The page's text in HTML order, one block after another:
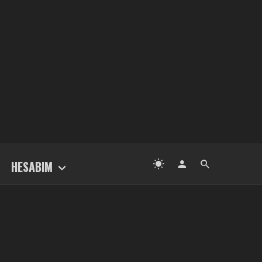
HESABIM